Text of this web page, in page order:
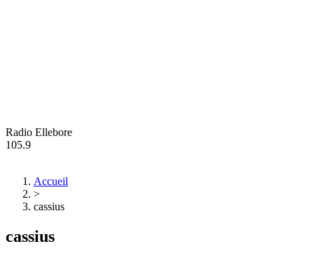
Radio Ellebore
105.9
Accueil
>
cassius
cassius